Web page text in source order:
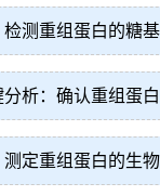
测重组蛋白的糖
分析：确认重组蛋
测定重组蛋白的生